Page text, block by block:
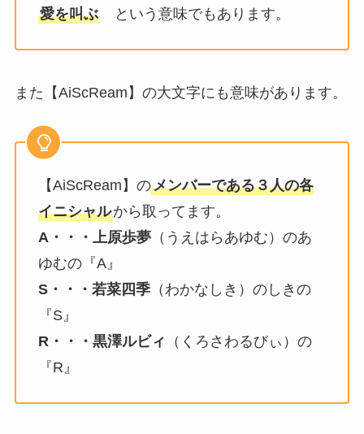
愛を叫ぶという意味でもあります。
また【AiScReam】の大文字にも意味があります。
【AiScReam】のメンバーである３人の各
イニシャルから取ってます。
A・・・上原歩夢（うえはらあゆむ）のあ
ゆむの『A』
S・・・若菜四季（わかなしき）のしきの
『S』
R・・・黒澤ルビィ （くろさわるびぃ）の
『R』